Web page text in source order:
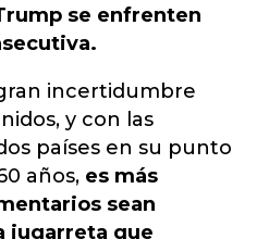
se enfrenten
incertidumbre
y con las
países en su punto
años, es más
sean
jugarreta que